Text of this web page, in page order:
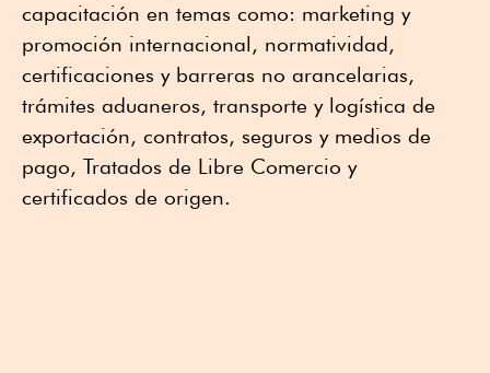
capacitación en temas como: marketing y
promoción internacional, normatividad,
certificaciones y barreras no arancelarias,
trámites aduaneros, transporte y logística de
exportación, contratos, seguros y medios de
pago, Tratados de Libre Comercio y
certificados de origen.